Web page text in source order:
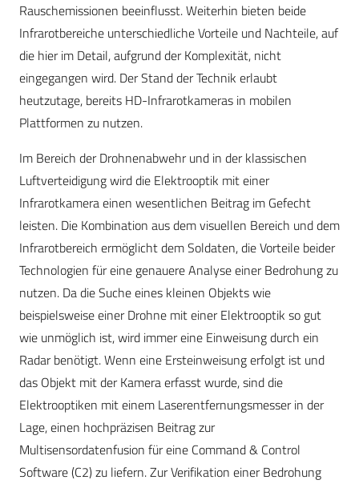
Rauschemissionen beeinflusst. Weiterhin bieten beide
Infrarotbereiche unterschiedliche Vorteile und Nachteile, auf
die hier im Detail, aufgrund der Komplexität, nicht
eingegangen wird. Der Stand der Technik erlaubt
heutzutage, bereits HD-Infrarotkameras in mobilen
Plattformen zu nutzen.
Im Bereich der Drohnenabwehr und in der klassischen
Luftverteidigung wird die Elektrooptik mit einer
Infrarotkamera einen wesentlichen Beitrag im Gefecht
leisten. Die Kombination aus dem visuellen Bereich und dem
Infrarotbereich ermöglicht dem Soldaten, die Vorteile beider
Technologien für eine genauere Analyse einer Bedrohung zu
nutzen. Da die Suche eines kleinen Objekts wie
beispielsweise einer Drohne mit einer Elektrooptik so gut
wie unmöglich ist, wird immer eine Einweisung durch ein
Radar benötigt. Wenn eine Ersteinweisung erfolgt ist und
das Objekt mit der Kamera erfasst wurde, sind die
Elektrooptiken mit einem Laserentfernungsmesser in der
Lage, einen hochpräzisen Beitrag zur
Multisensordatenfusion für eine Command & Control
Software (C2) zu liefern. Zur Veri­fikation einer Bedrohung